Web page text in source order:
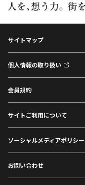
サイトマップ
個人情報の取り扱い
会員規約
サイトご利用について
ソーシャルメディアポリシー
お問い合わせ